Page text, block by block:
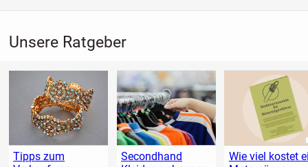
Unsere Ratgeber
Tipps zum
Secondhand
Wie viel kostet